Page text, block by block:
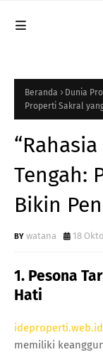
Beranda Dunia
Properti Sakral
Tengah:
Bikin
watana 18
1. Pesona
Hati
memiliki